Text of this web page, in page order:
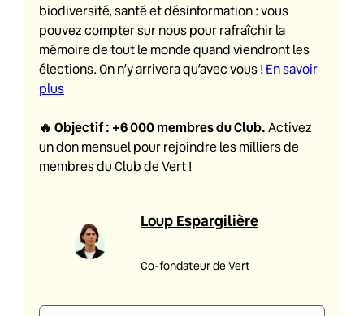
biodiversité, santé et désinformation : vous
pouvez compter sur nous pour rafraîchir la
mémoire de tout le monde quand viendront les
élections. On n’y arrivera qu’avec vous ! En savoir
plus
🔥 Objectif : +6 000 membres du Club. Activez
un don mensuel pour rejoindre les milliers de
membres du Club de Vert !
Loup Espargilière
Co-fondateur de Vert